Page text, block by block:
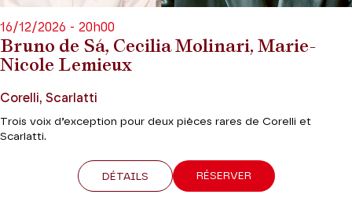
Bruno de Sá, Cecilia Molinari, Marie-
Nicole Lemieux
16/12/2026 - 20h00
Corelli, Scarlatti
Trois voix d’exception pour deux pièces rares de Corelli et
Scarlatti.
DÉTAILS RÉSERVER